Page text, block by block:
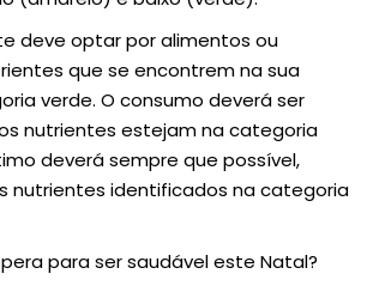
deve optar por alimentos ou
que se encontrem na sua
verde. O consumo deverá ser
nutrientes estejam na categoria
deverá sempre que possível,
nutrientes identificados na categoria
para ser saudável este Natal?